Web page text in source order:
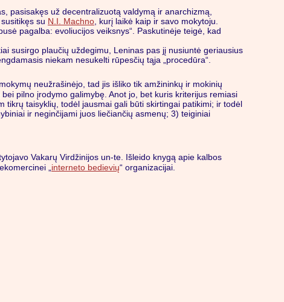
pasisakęs už decentralizuotą valdymą ir anarchizmą,
su N.I. Machno, kurį laikė kaip ir savo mokytoju.
pagalba: evoliucijos veiksnys“. Paskutinėje teigė, kad
susirgo plaučių uždegimu, Leninas pas jį nusiuntė geriausius
niekam nesukelti rūpesčių tąja „procedūra“.
neužrašinėjo, tad jis išliko tik amžininkų ir mokinių
pilno įrodymo galimybę. Anot jo, bet kuris kriterijus remiasi
tikrų taisyklių, todėl jausmai gali būti skirtingai patikimi; ir todėl
ir neginčijami juos liečiančių asmenų; 3) teiginiai
Vakarų Virdžinijos un-te. Išleido knygą apie kalbos
„ interneto bedievių“ organizacijai.